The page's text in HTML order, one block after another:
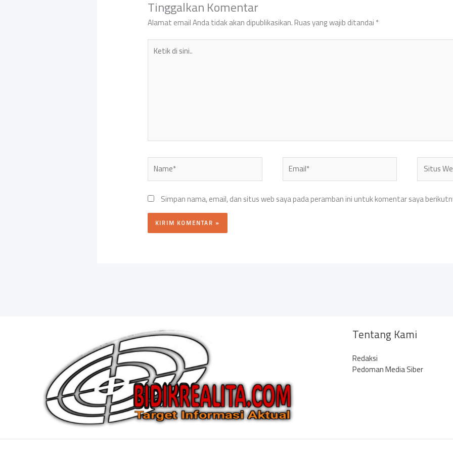
Tinggalkan Komentar
Alamat email Anda tidak akan dipublikasikan.Ruas yang wajib ditandai*
Ketik
Name* Email* Situs
Web
Simpan nama, email, dan situs web saya pada peramban ini untuk komentar saya
Tentang Kami
Redaksi
Pedoman Media Siber